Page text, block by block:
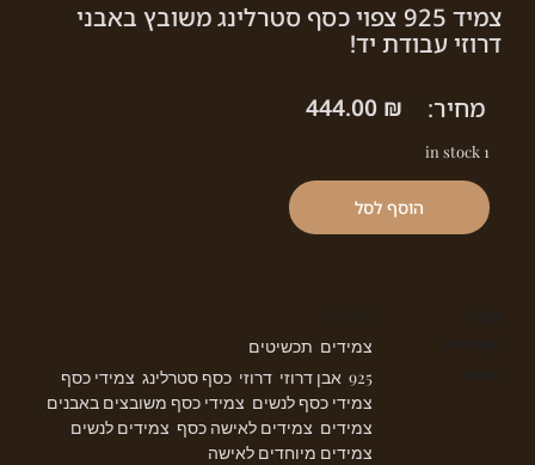
צמיד 925 צפוי כסף סטרלינג משובץ באבני
דרוזי עבודת יד!
מחיר:
444.00 ₪
1 in stock
הוסף לסל
צמידים תכשיטים
925 אבן דרוזי דרוזי כסף סטרלינג צמידי כסף
צמידי כסף לנשים צמידי כסף משובצים באבנים
צמידים צמידים לאישה כסף צמידים לנשים
צמידים מיוחדים לאישה